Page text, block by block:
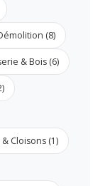
(8)
& Bois (6)
Cloisons (1)